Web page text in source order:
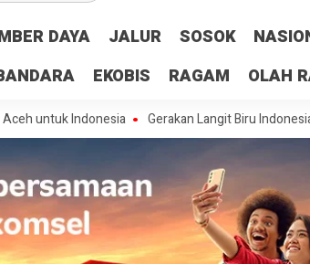
DAYA JALUR SOSOK
EKOBIS RAGAM OLAH
Indonesia Gerakan Langit Biru Indonesia Asri